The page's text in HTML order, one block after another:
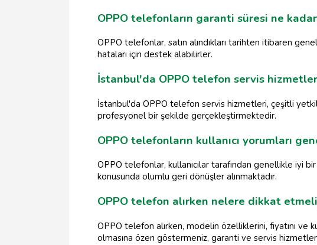
OPPO telefonların garanti süresi ne
OPPO telefonlar, satın alındıkları tarihten itibaren
hataları için destek alabilirler.
İstanbul'da OPPO telefon servis
İstanbul'da OPPO telefon servis hizmetleri, çeşitli
profesyonel bir şekilde gerçekleştirmektedir.
OPPO telefonların kullanıcı yorumları
OPPO telefonlar, kullanıcılar tarafından genellikle iyi
konusunda olumlu geri dönüşler alınmaktadır.
OPPO telefon alırken nelere dikkat
OPPO telefon alırken, modelin özelliklerini, fiyatını ve
olmasına özen göstermeniz, garanti ve servis